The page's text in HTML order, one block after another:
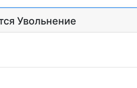
Увольнение